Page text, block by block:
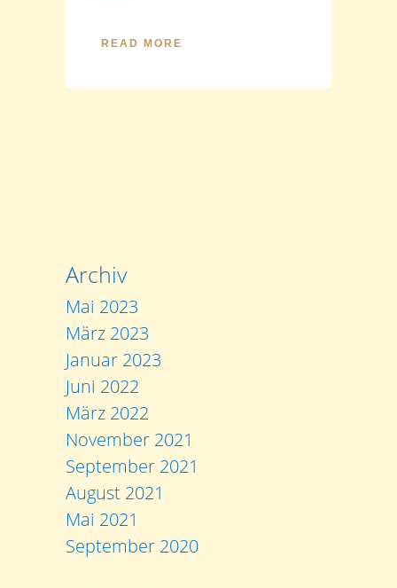
READ MORE
Archiv
Mai 2023
März 2023
Januar 2023
Juni 2022
März 2022
November 2021
September 2021
August 2021
Mai 2021
September 2020